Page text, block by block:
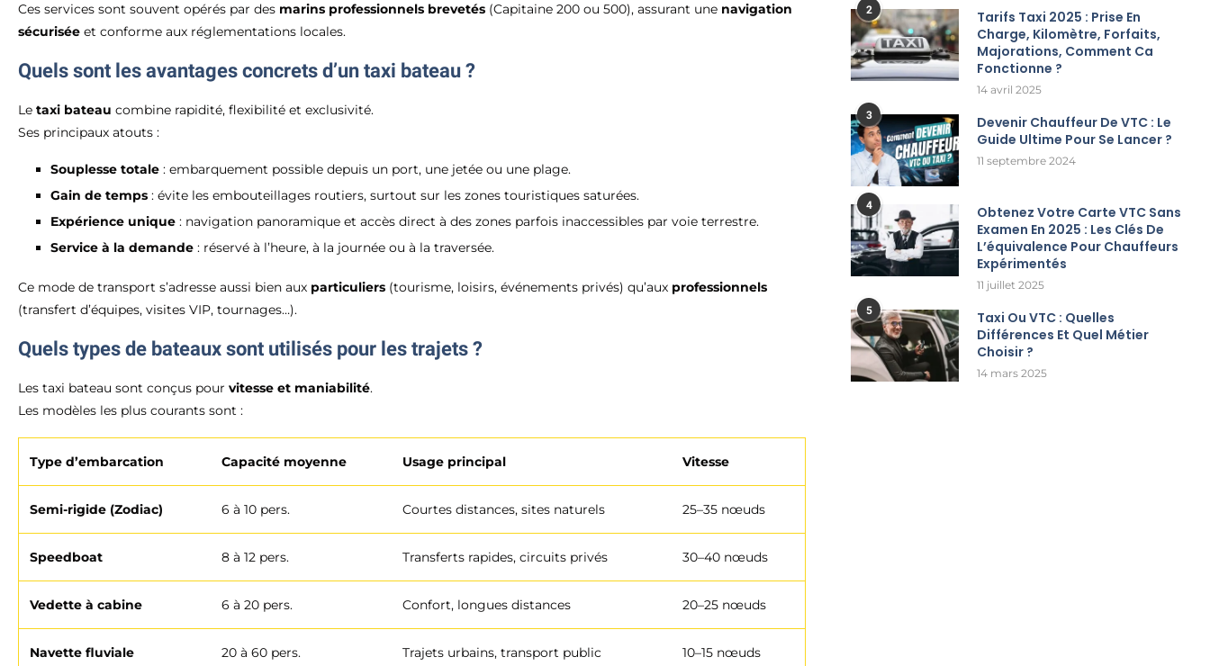
Ces services sont souvent opérés par des marins professionnels brevetés (Capitaine 200 ou 500), assurant une navigation
sécurisée et conforme aux réglementations locales.
Quels sont les avantages concrets d’un taxi bateau ?
Le taxi bateau combine rapidité, flexibilité et exclusivité.
Ses principaux atouts :
Souplesse totale : embarquement possible depuis un port, une jetée ou une plage.
Gain de temps : évite les embouteillages routiers, surtout sur les zones touristiques saturées.
Expérience unique : navigation panoramique et accès direct à des zones parfois inaccessibles par voie terrestre.
Service à la demande : réservé à l’heure, à la journée ou à la traversée.
Ce mode de transport s’adresse aussi bien aux particuliers (tourisme, loisirs, événements privés) qu’aux professionnels
(transfert d’équipes, visites VIP, tournages…).
Quels types de bateaux sont utilisés pour les trajets ?
Les taxi bateau sont conçus pour vitesse et maniabilité.
Les modèles les plus courants sont :
Type d’embarcation Capacité moyenne Usage principal Vitesse
Semi-rigide (Zodiac) 6 à 10 pers. Courtes distances, sites naturels 25–35 nœuds
Speedboat 8 à 12 pers. Transferts rapides, circuits privés 30–40 nœuds
Vedette à cabine 6 à 20 pers. Confort, longues distances 20–25 nœuds
Navette fluviale 20 à 60 pers. Trajets urbains, transport public 10–15 nœuds
2
Tarifs Taxi 2025 : Prise En
Charge, Kilomètre, Forfaits,
Majorations, Comment Ca
Fonctionne ?
14 avril 2025
3
Devenir Chauffeur De VTC : Le
Guide Ultime Pour Se Lancer ?
11 septembre 2024
4
Obtenez Votre Carte VTC Sans
Examen En 2025 : Les Clés De
L’équivalence Pour Chauffeurs
Expérimentés
11 juillet 2025
5
Taxi Ou VTC : Quelles
Différences Et Quel Métier
Choisir ?
14 mars 2025